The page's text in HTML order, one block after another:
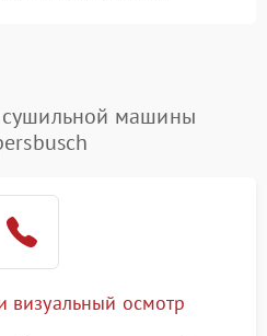
машины
визуальный осмотр